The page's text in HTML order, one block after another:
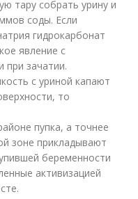
тару собрать урину и
соды. Если
гидрокарбонат
явление с
при зачатии.
с уриной капают
то
пупка, а точнее
зоне прикладывают
беременности
активизацией